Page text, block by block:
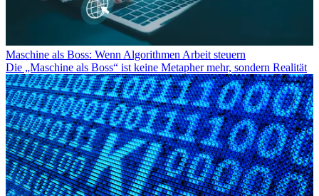
Maschine als Boss: Wenn Algorithmen Arbeit steuern
Die „Maschine als Boss“ ist keine Metapher mehr, sondern Realität